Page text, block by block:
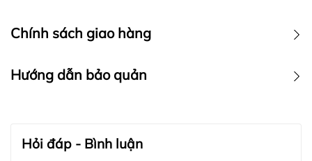
Chính sách giao hàng
Hướng dẫn bảo quản
Hỏi đáp - Bình luận